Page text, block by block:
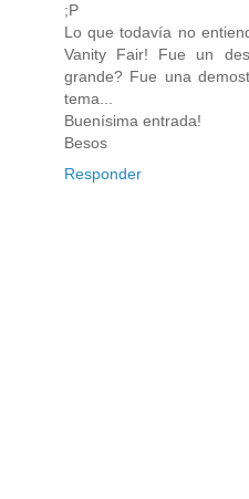
;P
Lo que todavía no
Vanity Fair! Fue un
grande? Fue una
tema...
Buenísima entrada!
Besos
Responder